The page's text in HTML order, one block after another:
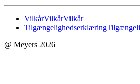
VilkårVilkårVilkår
Tilgængelighedserklæring
@ Meyers 2026